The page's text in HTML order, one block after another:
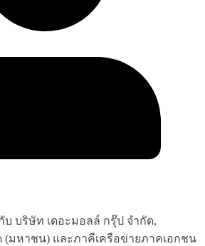
บริษัท เดอะมอลล์ กรุ๊ป จำกัด,
(มหาชน) และภาคีเครือข่ายภาคเอกชน